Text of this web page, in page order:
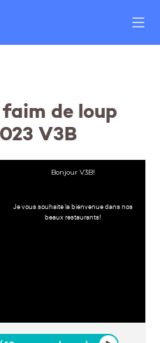
de loup
V3B
Bonjour V3B!
Je vous souhaite la bienvenue dans nos
beaux restaurants!